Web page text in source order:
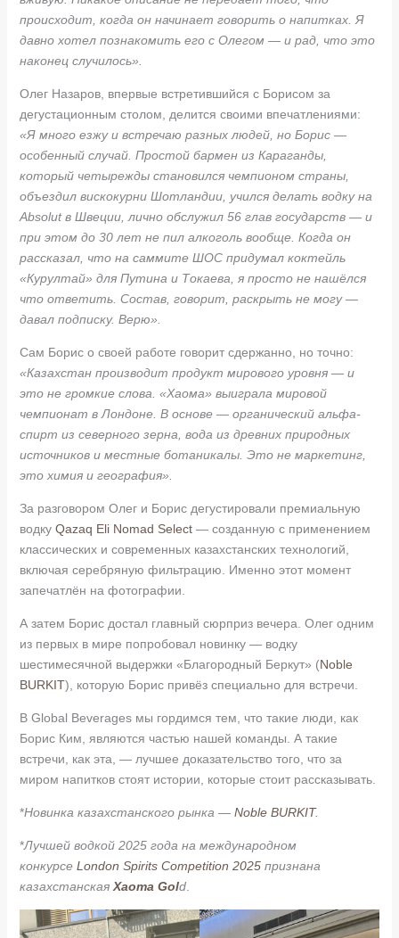
происходит, когда он начинает говорить о напитках. Я
давно хотел познакомить его с Олегом — и рад, что это
наконец случилось».
Олег Назаров, впервые встретившийся с Борисом за
дегустационным столом, делится своими впечатлениями:
«Я много езжу и встречаю разных людей, но Борис —
особенный случай. Простой бармен из Караганды,
который четырежды становился чемпионом страны,
объездил вискокурни Шотландии, учился делать водку на
Absolut в Швеции, лично обслужил 56 глав государств — и
при этом до 30 лет не пил алкоголь вообще. Когда он
рассказал, что на саммите ШОС придумал коктейль
«Курултай» для Путина и Токаева, я просто не нашёлся
что ответить. Состав, говорит, раскрыть не могу —
давал подписку. Верю».
Сам Борис о своей работе говорит сдержанно, но точно:
«Казахстан производит продукт мирового уровня — и
это не громкие слова. «Хаома» выиграла мировой
чемпионат в Лондоне. В основе — органический альфа-
спирт из северного зерна, вода из древних природных
источников и местные ботаникалы. Это не маркетинг,
это химия и география».
За разговором Олег и Борис дегустировали премиальную
водку Qazaq Eli Nomad Select— созданную с применением
классических и современных казахстанских технологий,
включая серебряную фильтрацию. Именно этот момент
запечатлён на фотографии.
А затем Борис достал главный сюрприз вечера. Олег одним
из первых в мире попробовал новинку — водку
шестимесячной выдержки «Благородный Беркут» (Noble
BURKIT), которую Борис привёз специально для встречи.
В Global Beverages мы гордимся тем, что такие люди, как
Борис Ким, являются частью нашей команды. А такие
встречи, как эта, — лучшее доказательство того, что за
миром напитков стоят истории, которые стоит рассказывать.
*Новинка казахстанского рынка — Noble BURKIT.
*Лучшей водкой 2025 года на международном
конкурсе London Spirits Competition 2025признана
казахстанская Xaoma Gold.